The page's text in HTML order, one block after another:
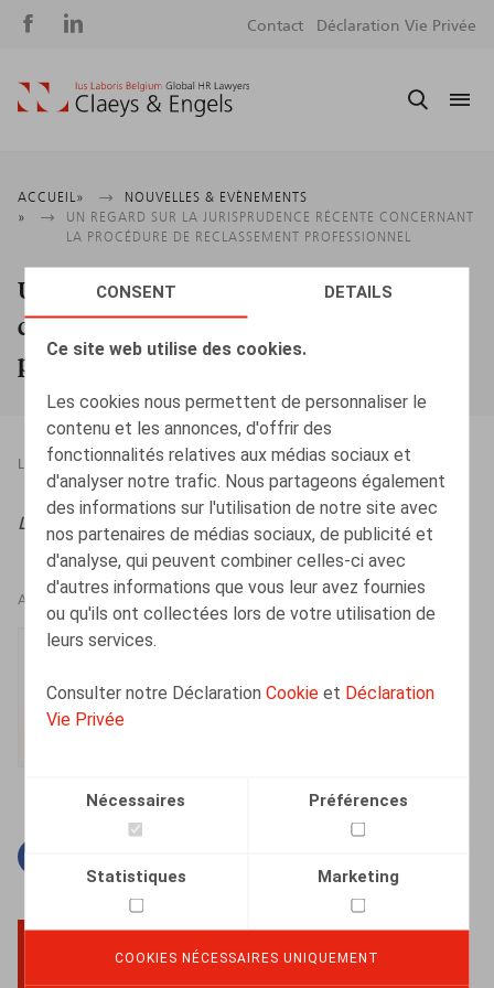
CONSENT DETAILS
Ce site web utilise des cookies.
Les cookies nous permettent de personnaliser le
contenu et les annonces, d'offrir des
fonctionnalités relatives aux médias sociaux et
d'analyser notre trafic. Nous partageons également
des informations sur l'utilisation de notre site avec
nos partenaires de médias sociaux, de publicité et
d'analyse, qui peuvent combiner celles-ci avec
d'autres informations que vous leur avez fournies
ou qu'ils ont collectées lors de votre utilisation de
leurs services.
Consulter notre DéclarationCookie et Déclaration
Vie Privée
Nécessaires Préférences
Statistiques Marketing
COOKIES NÉCESSAIRES UNIQUEMENT
Social
Contact Déclaration Vie Privée
Fil
d'Ariane
ACCUEIL
NOUVELLES & EVÈNEMENTS
UN REGARD SUR LA JURISPRUDENCE RÉCENTE CONCERNANT
LA PROCÉDURE DE RECLASSEMENT PROFESSIONNEL
Un regard sur la jurisprudence récente
concernant la procédure de reclassement
professionnel
LEGAL MAGAZINES 05.04.2025
Licenciement & Démission, 2025, n° 2, pp. 1 – 10
AUTEURS